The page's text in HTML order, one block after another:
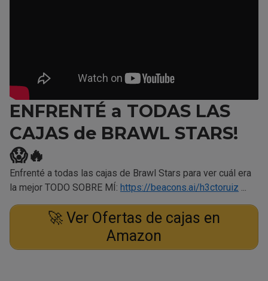
ENFRENTÉ a TODAS LAS
CAJAS de BRAWL STARS!
😱🔥
Enfrenté a todas las cajas de Brawl Stars para ver cuál era
la mejor TODO SOBRE MÍ: https://beacons.ai/h3ctoruiz
🚀 Ver Ofertas de cajas en
Amazon